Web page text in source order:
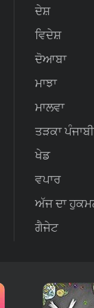
ਦੇਸ਼
ਵਿਦੇਸ਼
ਦੋਆਬਾ
ਮਾਝਾ
ਮਾਲਵਾ
ਤੜਕਾ ਪੰਜਾਬੀ
ਖੇਡ
ਵਪਾਰ
ਅੱਜ ਦਾ
ਗੈਜੇਟ